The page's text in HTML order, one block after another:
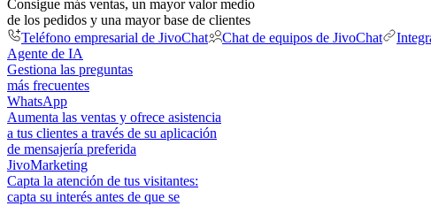
Consigue más ventas, un mayor valor medio
de los pedidos y una mayor base de clientes
Teléfono empresarial de JivoChat
Chat de equipos de JivoChat
Agente de IA
Gestiona las preguntas
más frecuentes
WhatsApp
Aumenta las ventas y ofrece asistencia
a tus clientes a través de su aplicación
de mensajería preferida
JivoMarketing
Capta la atención de tus visitantes:
capta su interés antes de que se